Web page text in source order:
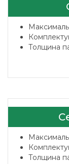
Толщина
Толщина